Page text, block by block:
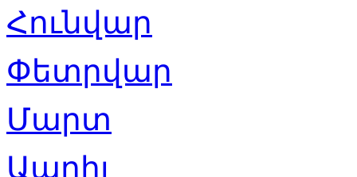
Հունվար
Փետրվար
Մարտ
Ապրիլ